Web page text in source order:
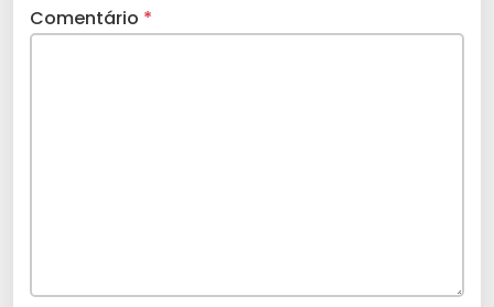
Comentário *